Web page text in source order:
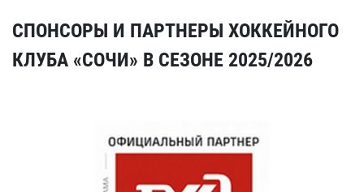
СПОНСОРЫ И ПАРТНЕРЫ ХОККЕЙНОГО
КЛУБА «СОЧИ» В СЕЗОНЕ 2025/2026